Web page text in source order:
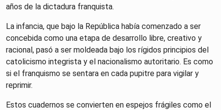
años de la dictadura franquista.
La infancia, que bajo la República había comenzado a ser
concebida como una etapa de desarrollo libre, creativo y
racional, pasó a ser moldeada bajo los rígidos principios del
catolicismo integrista y el nacionalismo autoritario. Es como
si el franquismo se sentara en cada pupitre para vigilar y
reprimir.
Estos cuadernos se convierten en espejos frágiles como el